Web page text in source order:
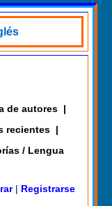
de autores |
recientes |
/ Lengua
| Registrarse